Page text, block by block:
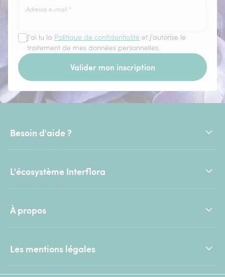
Adresse e-mail *
J'ai lu la Politique de confidentialité et j'autorise le
traitement de mes données personnelles.
Valider mon inscription
Besoin d'aide ?
L'écosystème Interflora
À propos
Les mentions légales